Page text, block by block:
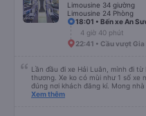
Limousine 34 giường
Limousine 24 Phòng
18:01 • Bến xe An
4 giờ 40 phút
22:41 • Cầu vượt Gia
Lần đầu đi xe Hải Luân, mình đi
thương. Xe ko có mùi như 1 số xe
đúng nơi khách đăng kí. Mong
khách hàng hơn nữa
Xem thêm